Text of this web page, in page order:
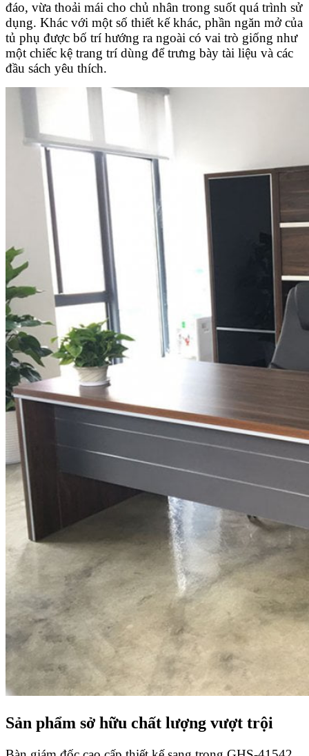
đáo, vừa thoải mái cho chủ nhân trong suốt quá trình sử
dụng. Khác với một số thiết kế khác, phần ngăn mở của
tủ phụ được bố trí hướng ra ngoài có vai trò giống như
một chiếc kệ trang trí dùng để trưng bày tài liệu và các
đầu sách yêu thích.
Sản phẩm sở hữu chất lượng vượt trội